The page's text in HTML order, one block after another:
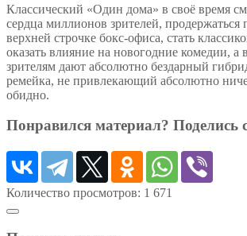
Классический «Один дома» в своё время
сердца миллионов зрителей, продержаться
верхней строчке бокс-офиса, стать
оказать влияние на новогодние комедии, а
зрителям дают абсолютно бездарный
ремейка, не привлекающий абсолютно
обидно.
Понравился материал? Поделись
Количество просмотров: 1 671